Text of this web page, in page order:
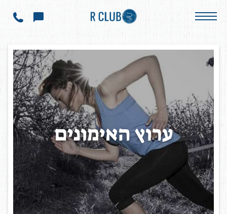
ערוץהאימונים